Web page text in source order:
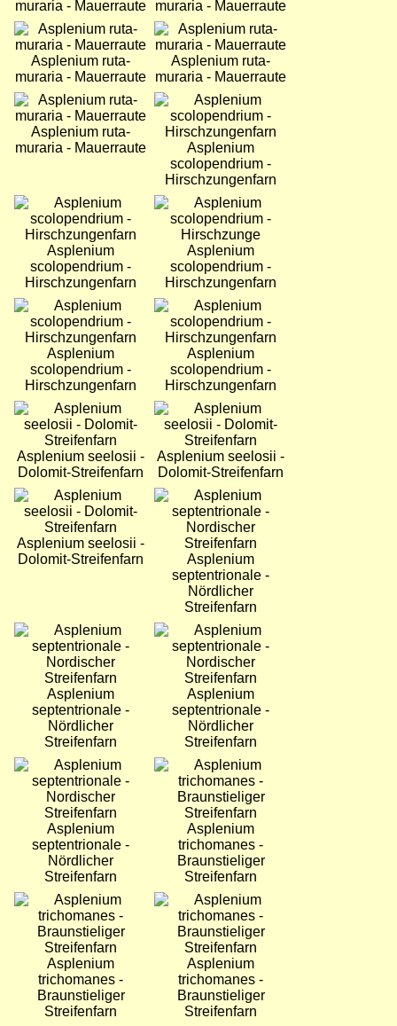
muraria - Mauerraute
muraria - Mauerraute
Bild
Asplenium ruta-
muraria - Mauerraute
Bild
Asplenium ruta-
muraria - Mauerraute
Bild
Asplenium ruta-
muraria - Mauerraute
Bild
Asplenium
scolopendrium -
Hirschzungenfarn
Bild
Asplenium
scolopendrium -
Hirschzungenfarn
Bild
Asplenium
scolopendrium -
Hirschzungenfarn
Bild
Asplenium
scolopendrium -
Hirschzungenfarn
Bild
Asplenium
scolopendrium -
Hirschzungenfarn
Bild
Asplenium seelosii -
Dolomit-Streifenfarn
Bild
Asplenium seelosii -
Dolomit-Streifenfarn
Bild
Asplenium seelosii -
Dolomit-Streifenfarn
Bild
Asplenium
septentrionale -
Nördlicher
Streifenfarn
Bild
Asplenium
septentrionale -
Nördlicher
Streifenfarn
Bild
Asplenium
septentrionale -
Nördlicher
Streifenfarn
Bild
Asplenium
septentrionale -
Nördlicher
Streifenfarn
Bild
Asplenium
trichomanes -
Braunstieliger
Streifenfarn
Bild
Asplenium
trichomanes -
Braunstieliger
Streifenfarn
Bild
Asplenium
trichomanes -
Braunstieliger
Streifenfarn